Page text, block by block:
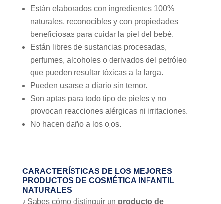
Están elaborados con ingredientes 100%
naturales, reconocibles y con propiedades
beneficiosas para cuidar la piel del bebé.
Están libres de sustancias procesadas,
perfumes, alcoholes o derivados del petróleo
que pueden resultar tóxicas a la larga.
Pueden usarse a diario sin temor.
Son aptas para todo tipo de pieles y no
provocan reacciones alérgicas ni irritaciones.
No hacen daño a los ojos.
CARACTERÍSTICAS DE LOS MEJORES
PRODUCTOS DE COSMÉTICA INFANTIL
NATURALES
¿Sabes cómo distinguir un producto de